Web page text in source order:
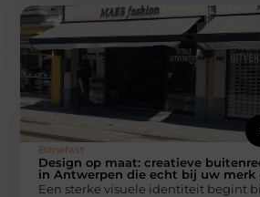
Bonefast
Design op maat: creatieve
in Antwerpen die echt bij uw merk
Een sterke visuele identiteit begint